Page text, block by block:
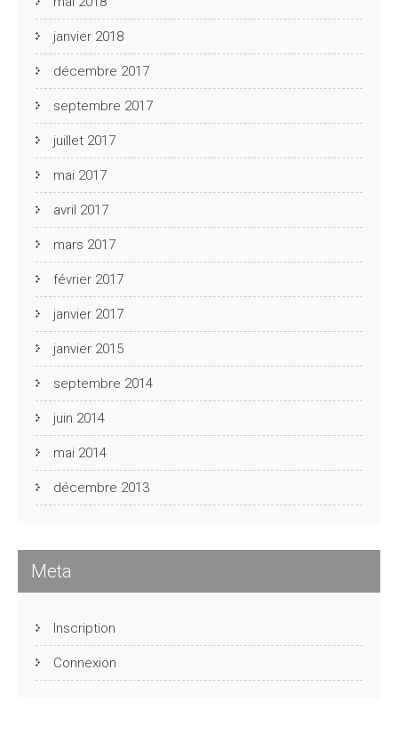
janvier 2018
décembre 2017
septembre 2017
juillet 2017
mai 2017
avril 2017
mars 2017
février 2017
janvier 2017
janvier 2015
septembre 2014
juin 2014
mai 2014
décembre 2013
Meta
Inscription
Connexion